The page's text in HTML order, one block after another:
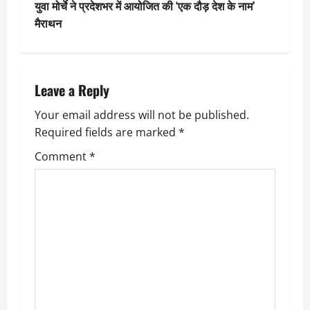
t
a
v
i
g
युवा मोर्चे ने प्रदेशभर में आयोजित की ‘एक दौड़ देश के नाम’
मैराथन
Leave a Reply
Your email address will not be published.
Required fields are marked *
Comment*